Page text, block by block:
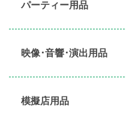
パーティー用品​
映像･音響･演出用品​
模擬店用品​